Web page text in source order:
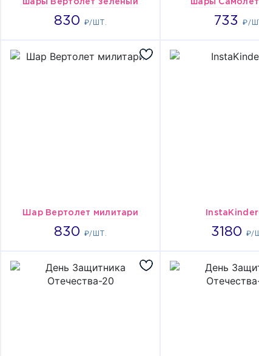
шары Вертолет зеленый
830 ₽/ШТ.
830 шары Самолет
733₽/
Шар Вертолет милитари
830 ₽/ШТ.
830
3180 ₽/